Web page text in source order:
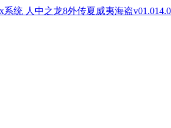
人中之龙8外传夏威夷海盗